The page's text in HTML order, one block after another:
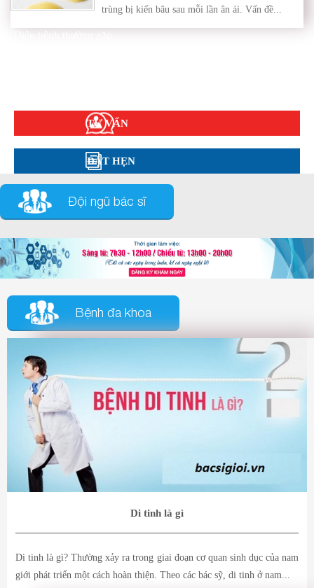
trùng bị kiến bâu sau mỗi lần ân ái. Vấn đề...
TƯ VẤN
ĐẶT HẸN
Đội ngũ bác sĩ
Bệnh đa khoa
Di tinh là gì
Di tinh là gì? Thường xảy ra trong giai đoạn cơ quan sinh dục của nam
giới phát triển một cách hoàn thiện. Theo các bác sỹ, di tinh ở nam...